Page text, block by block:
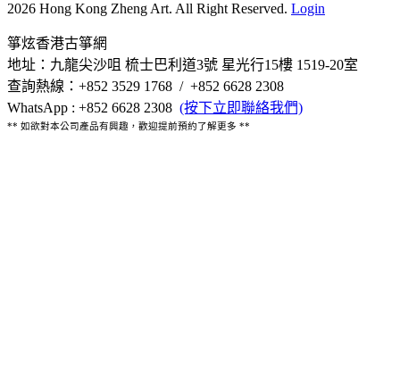
2026 Hong Kong Zheng Art. All Right Reserved. Login
箏炫香港古箏網
地址：九龍尖沙咀 梳士巴利道3號 星光行15樓 1519-20室
查詢熱線：+852 3529 1768 / +852 6628 2308
WhatsApp : +852 6628 2308 (按下立即聯絡我們)
** 如欲對本公司產品有興趣，歡迎提前預約了解更多 **